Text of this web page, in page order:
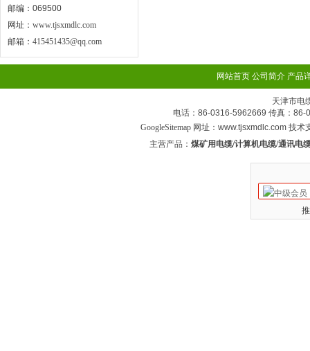
邮编：069500
网址： www.tjsxmdlc.com
邮箱： 415451435@qq.com
网站首页 公司简介 产品
天津市电
电话：86-0316-5962669 传真：86-
GoogleSitemap网址：www.tjsxmdlc.com 技术
主营产品： 煤矿用电缆/计算机电缆/通讯电